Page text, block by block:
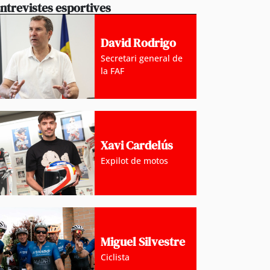
esportives
David Rodrigo
Secretari general de
la FAF
Xavi Cardelús
Expilot de motos
Miguel Silvestre
Ciclista